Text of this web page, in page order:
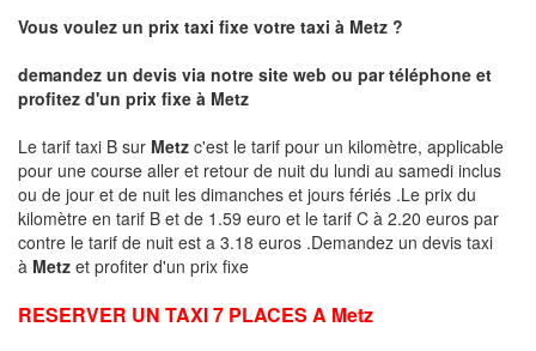
Vous voulez un prix taxi fixe votre taxi à Metz ?
demandez un devis via notre site web ou par téléphone et
profitez d'un prix fixe à Metz
Le tarif taxi B sur Metz c'est le tarif pour un kilomètre, applicable
pour une course aller et retour de nuit du lundi au samedi inclus
ou de jour et de nuit les dimanches et jours fériés .Le prix du
kilomètre en tarif B et de 1.59 euro et le tarif C à 2.20 euros par
contre le tarif de nuit est a 3.18 euros .Demandez un devis taxi
à Metz et profiter d'un prix fixe
RESERVER UN TAXI 7 PLACES A Metz